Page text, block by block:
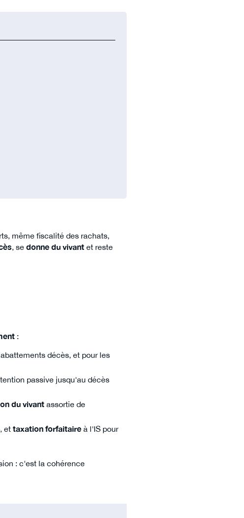
même fiscalité des rachats,
, sedonne du vivant et reste
:
décès, et pour les
passive jusqu'au décès
du vivant assortie de
, ettaxation forfaitaire à l'IS pour
: c'est la cohérence